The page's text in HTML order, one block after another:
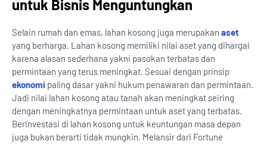
untuk Bisnis Menguntungkan
Selain rumah dan emas, lahan kosong juga merupakan aset
yang berharga. Lahan kosong memiliki nilai aset yang dihargai
karena alasan sederhana yakni pasokan terbatas dan
permintaan yang terus meningkat. Sesuai dengan prinsip
ekonomi paling dasar yakni hukum penawaran dan permintaan.
Jadi nilai lahan kosong atau tanah akan meningkat seiring
dengan meningkatnya permintaan untuk aset yang terbatas.
Berinvestasi di lahan kosong untuk keuntungan masa depan
juga bukan berarti tidak mungkin. Melansir dari Fortune